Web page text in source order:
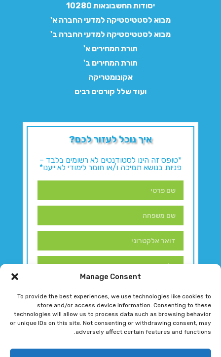
Manage Consent
To provide the best experiences, we use technologies like cookies to
store and/or access device information. Consenting to these
technologies will allow us to process data such as browsing behavior
or unique IDs on this site. Not consenting or withdrawing consent, may
adversely affect certain features and functions.
יסודות החשבונאות 10280
מבוא לסטטיסטיקה למדעי החברה א'
מבוא לסטטיסטיקה למדעי החברה ב'
תורת המחירים א'
תורת המחירים ב'
אקונומטריקה
ועוד שלל קורסים רבים
איך נוכל לעזור לכם?
*טופס זה הינו לסטודנטים לא רשומים בלבד –
פניות בנושא תמיכה ו/או חומר לימודי לא ייענו*